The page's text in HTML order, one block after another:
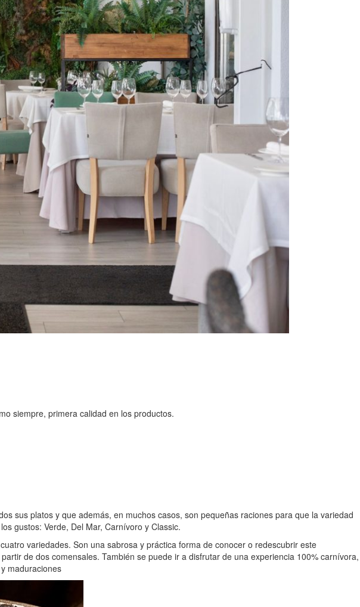
siempre, primera calidad en los productos.
sus platos y que además, en muchos casos, son pequeñas raciones para que la variedad
gustos: Verde, Del Mar, Carnívoro y Classic.
variedades. Son una sabrosa y práctica forma de conocer o redescubrir este
de dos comensales. También se puede ir a disfrutar de una experiencia 100% carnívora,
maduraciones